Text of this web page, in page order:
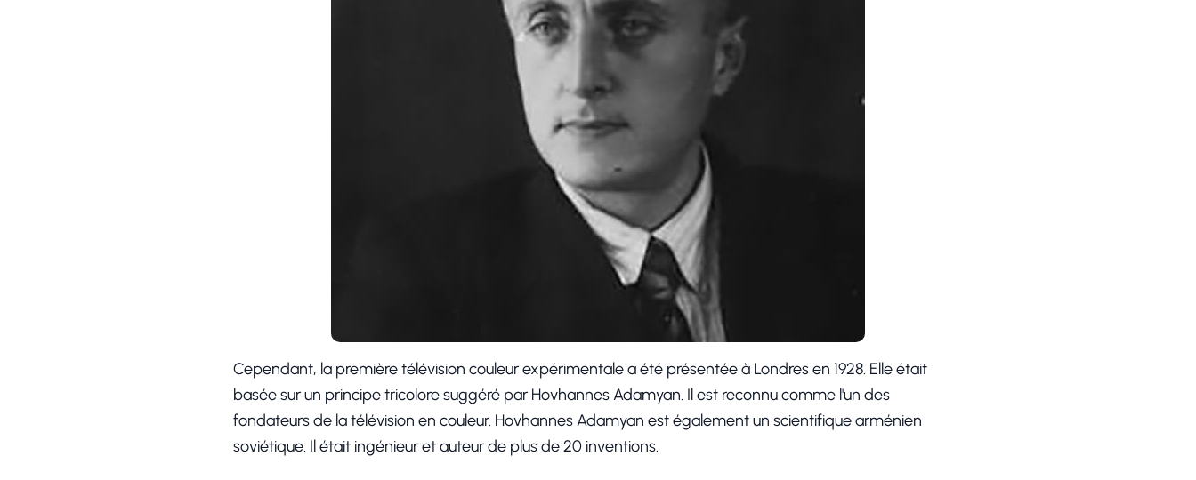
Cependant, la première télévision couleur expérimentale a été présentée à Londres en 1928. Elle était
basée sur un principe tricolore suggéré par Hovhannes Adamyan. Il est reconnu comme l'un des
fondateurs de la télévision en couleur. Hovhannes Adamyan est également un scientifique arménien
soviétique. Il était ingénieur et auteur de plus de 20 inventions.